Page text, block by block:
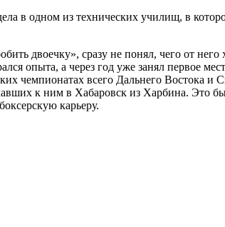
в одном из технических училищ, в
двоечку», сразу не понял, чего от него
опыта, а через год уже занял первое
чемпионатах всего Дальнего Востока
к ним в Хабаровск из Харбина. Это
карьеру.